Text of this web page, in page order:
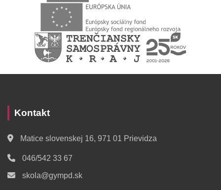
Kontakt
Matice slovenskej 16, 971 01 Prievidza
046/542 33 67
skola@gympd.sk